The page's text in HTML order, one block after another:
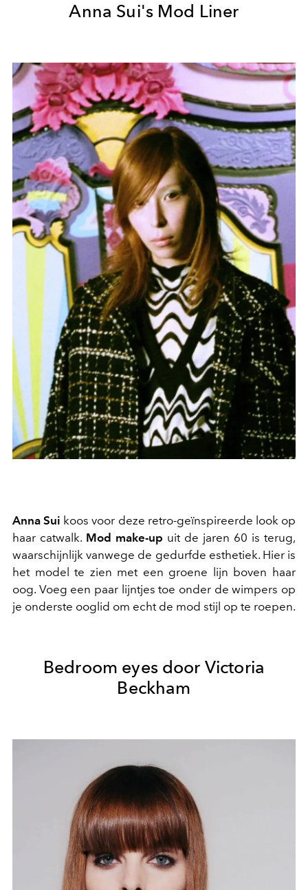
Anna Sui's Mod Liner
Anna Sui koos voor deze retro-geïnspireerde look op
haar catwalk. Mod make-up uit de jaren 60 is terug,
waarschijnlijk vanwege de gedurfde esthetiek. Hier is
het model te zien met een groene lijn boven haar
oog. Voeg een paar lijntjes toe onder de wimpers op
je onderste ooglid om echt de mod stijl op te roepen.
Bedroom eyes door Victoria
Beckham